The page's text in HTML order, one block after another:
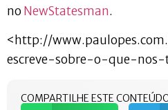
no NewStatesman.
<http://
escreve-sobre-o-que-
COMPARTILHE ESTE